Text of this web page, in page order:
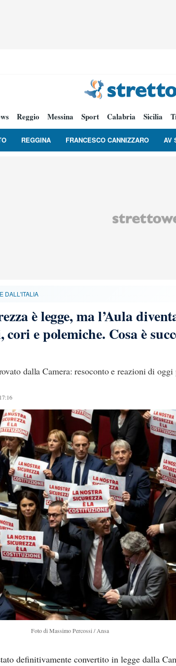
Reggio Messina Sport Calabria Sicilia
REGGINA FRANCESCO CANNIZZARO AV
DALL'ITALIA
è legge, ma l’Aula
e polemiche. Cosa è
dalla Camera: resoconto e reazioni di
Foto di Massimo Percossi / Ansa
definitivamente convertito in legge dalla